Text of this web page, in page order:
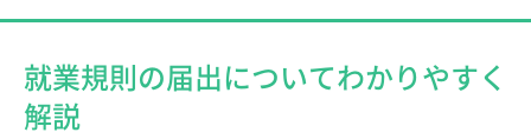
就業規則の届出についてわかりやすく
解説